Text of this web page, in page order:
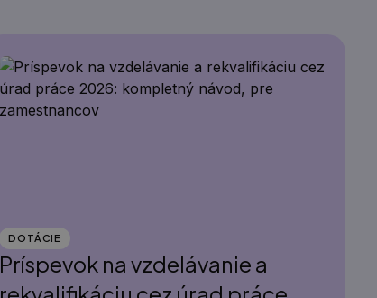
DOTÁCIE
Príspevok na vzdelávanie a